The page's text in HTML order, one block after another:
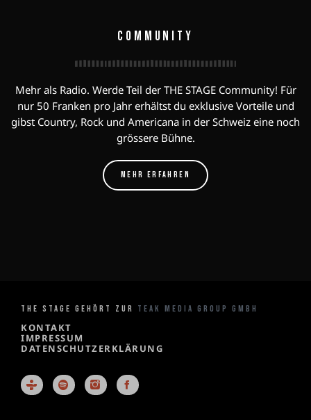
COMMUNITY
Mehr als Radio. Werde Teil der THE STAGE Community! Für
nur 50 Franken pro Jahr erhältst du exklusive Vorteile und
gibst Country, Rock und Americana in der Schweiz eine noch
grössere Bühne.
MEHR ERFAHREN
THE STAGE GEHÖRT ZUR TEAK MEDIA GROUP GMBH
KONTAKT
IMPRESSUM
DATENSCHUTZERKLÄRUNG